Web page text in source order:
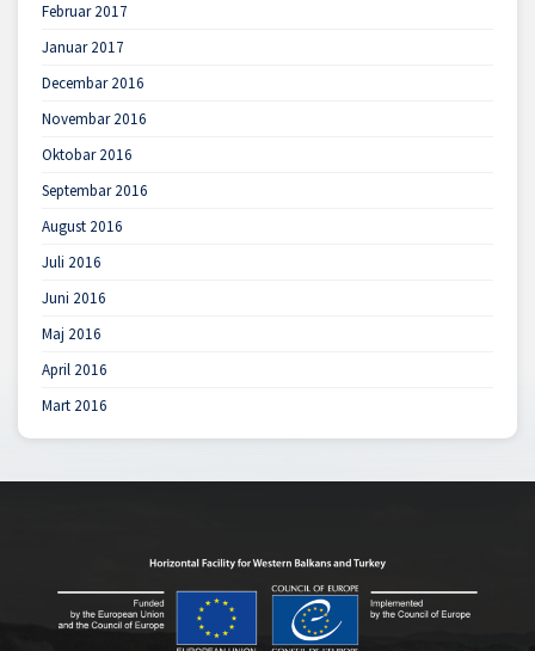
Februar 2017
Januar 2017
Decembar 2016
Novembar 2016
Oktobar 2016
Septembar 2016
August 2016
Juli 2016
Juni 2016
Maj 2016
April 2016
Mart 2016